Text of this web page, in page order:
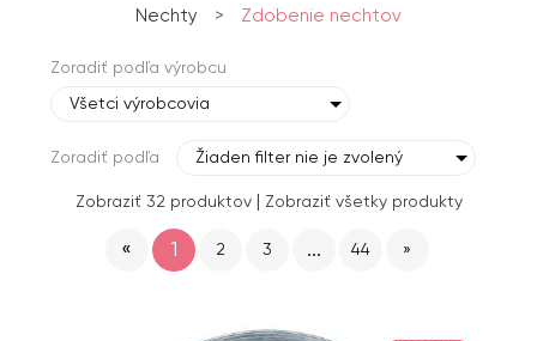
Nechty > Zdobenie nechtov
Zoradiť podľa výrobcu
Všetci výrobcovia
Zoradiť podľa Žiaden filter nie je zvolený
Zobraziť 32 produktov| Zobraziť všetky produkty
« 1 2 3 ... 44 »